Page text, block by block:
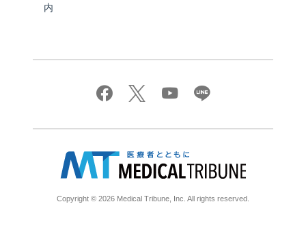
内
Copyright © 2026 Medical Tribune, Inc. All rights reserved.